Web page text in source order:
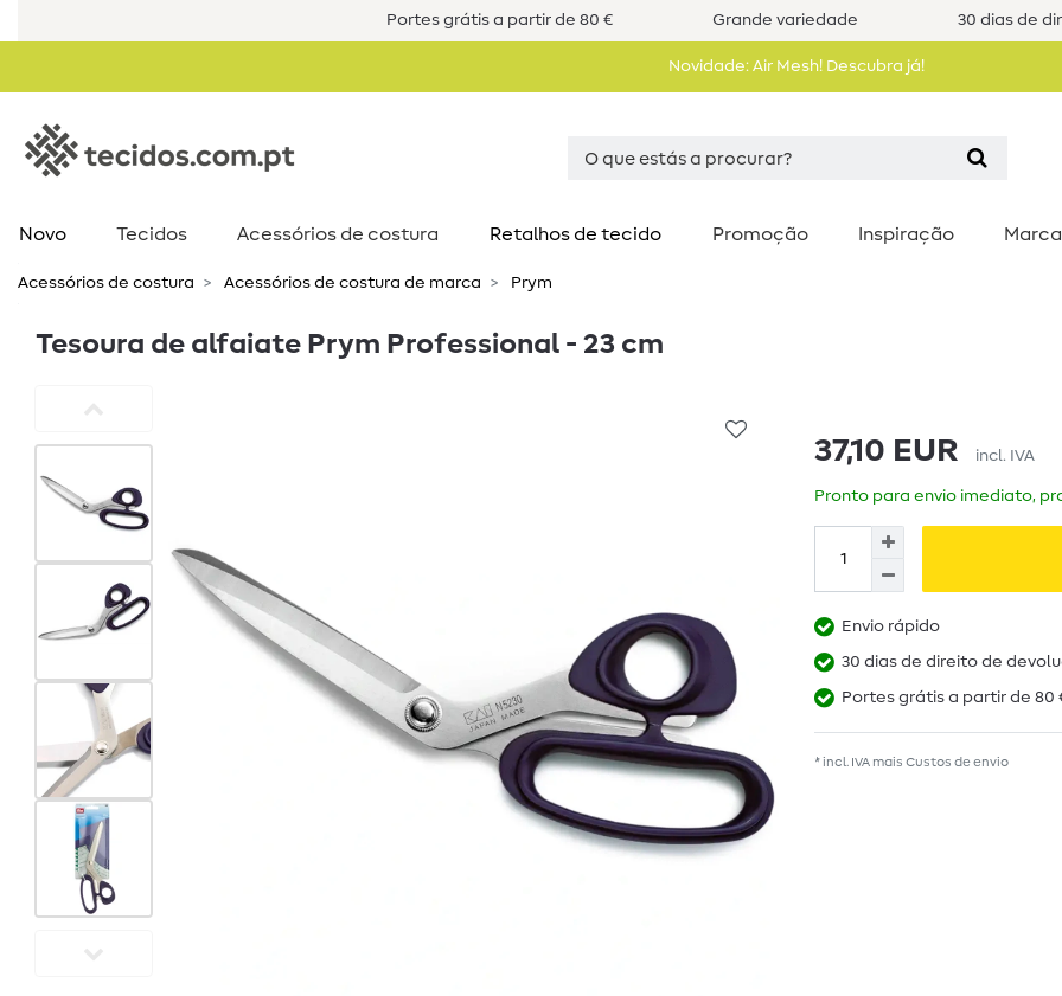
Portes grátis a partir de 80 € Grande variedade 30 dias de
Novidade: Air Mesh! Descubra já!
Novo Tecidos Acessórios de costura​ Retalhos de tecido Promoção Inspiração
Acessórios de costura​ Acessórios de costura de marca Prym
Tesoura de alfaiate Prym Professional - 23 cm
37,10 EUR incl. IVA
Pronto para envio imediato,
Envio rápido
30 dias de direito de
Portes grátis a partir de 80
* incl. IVA mais Custos de envio